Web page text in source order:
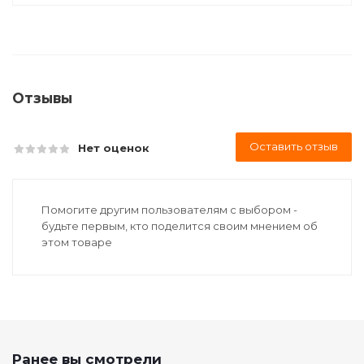
Отзывы
Нет оценок Оставить отзыв
Помогите другим пользователям с выбором -
будьте первым, кто поделится своим мнением об
этом товаре
Ранее вы смотрели